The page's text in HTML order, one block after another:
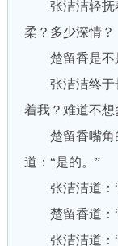
张洁洁轻抚着
柔？多少深情？
楚留香是不
张洁洁终于长
着我？难道不想
楚留香嘴角
道：“是的。”
张洁洁道：“
楚留香道：“
张洁洁道：“